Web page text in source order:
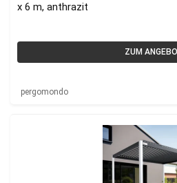
x 6 m, anthrazit
ZUM
pergomondo